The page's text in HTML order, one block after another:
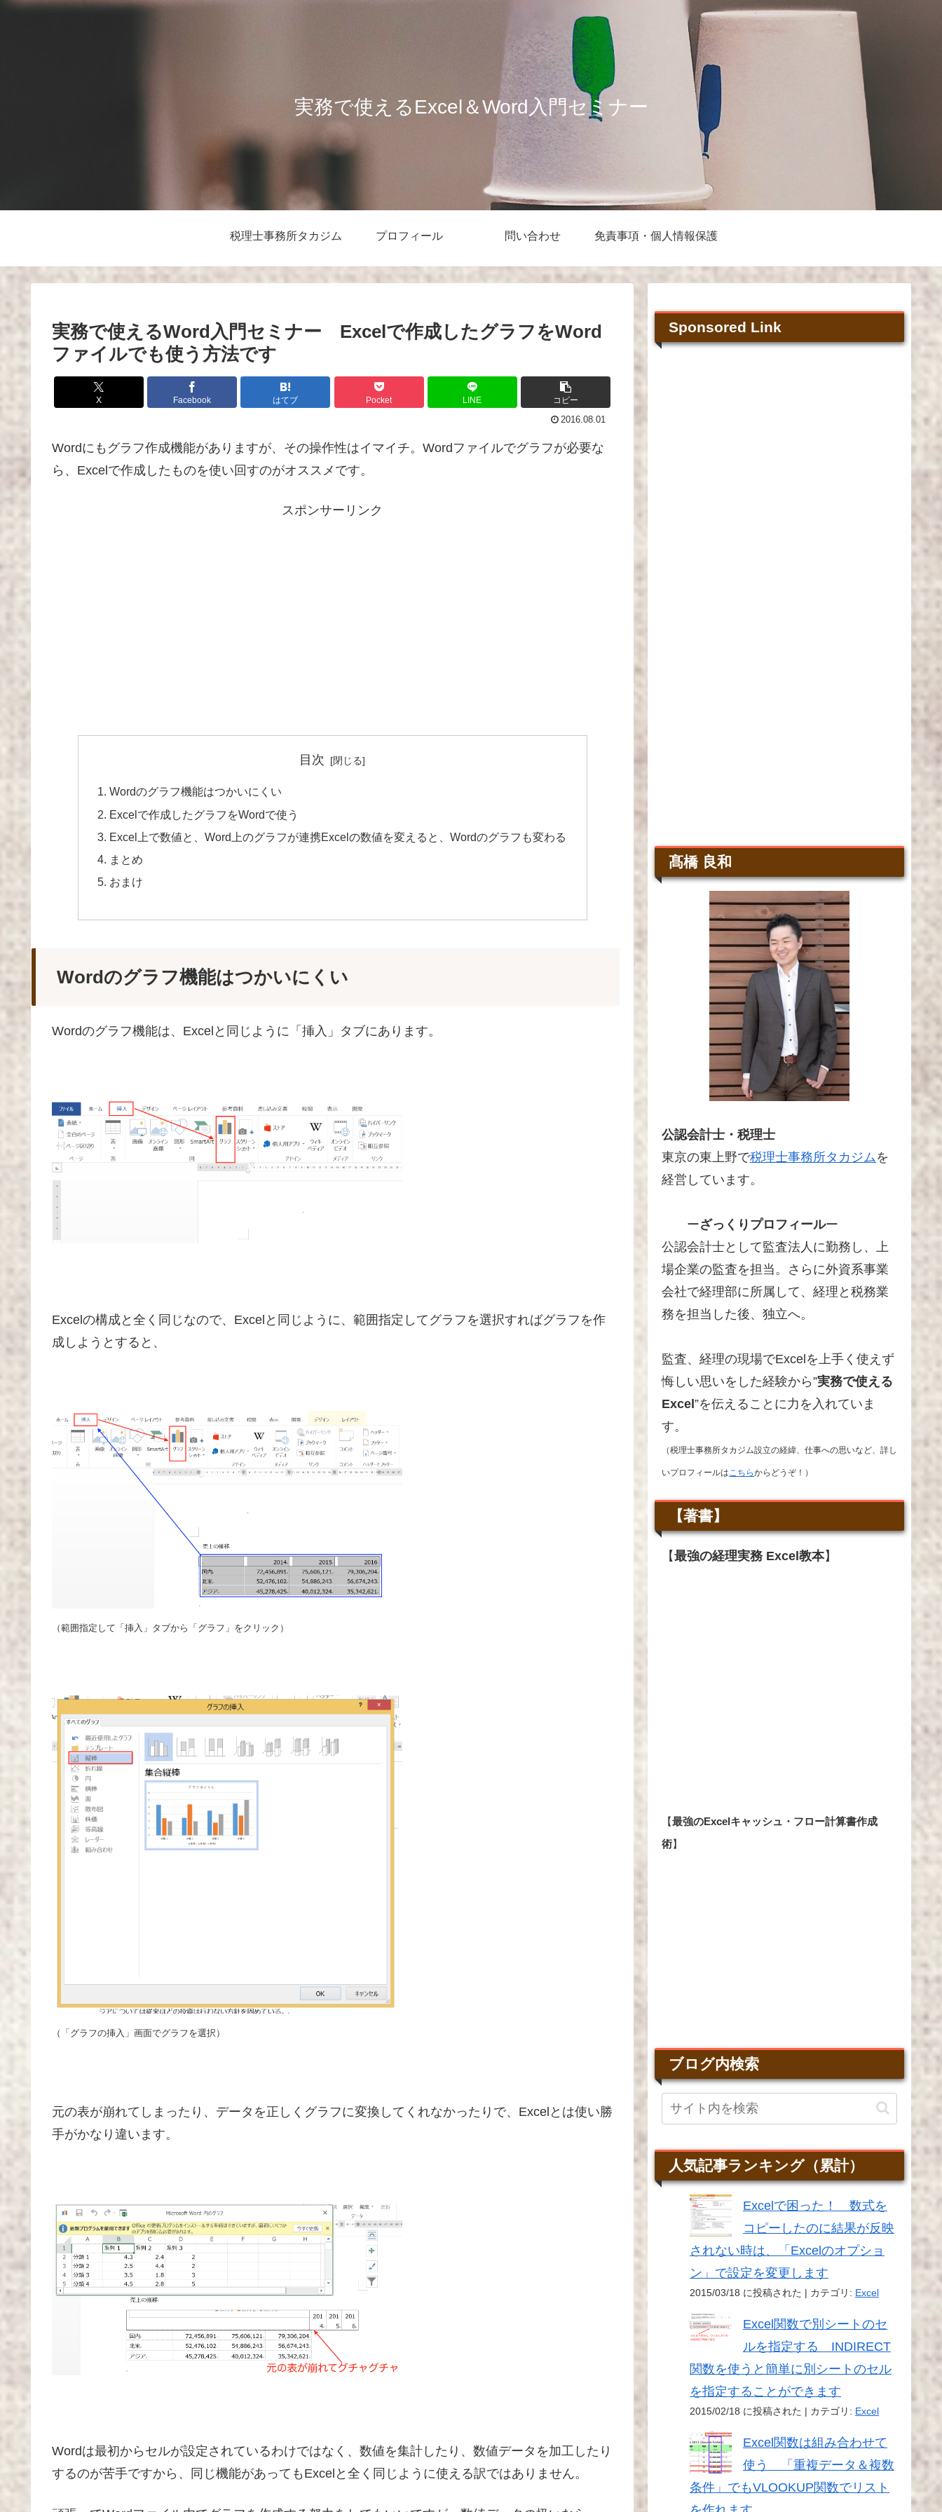
実務で使えるExcel＆Word入門セミナー
税理士事務所タカジム プロフィール 問い合わせ 免責事項・個人情報保護
実務で使えるWord入門セミナー Excelで作成したグラフをWord
ファイルでも使う方法です
X Facebook はてブ Pocket LINE コピー
2016.08.01
Wordにもグラフ作成機能がありますが、その操作性はイマイチ。Wordファイルでグラフが必要な
ら、Excelで作成したものを使い回すのがオススメです。
スポンサーリンク
目次
Wordのグラフ機能はつかいにくい
Excelで作成したグラフをWordで使う
Excel上で数値と、Word上のグラフが連携Excelの数値を変えると、Wordのグラフも変わる
まとめ
おまけ
Wordのグラフ機能はつかいにくい
Wordのグラフ機能は、Excelと同じように「挿入」タブにあります。
Excelの構成と全く同じなので、Excelと同じように、範囲指定してグラフを選択すればグラフを作
成しようとすると、
（範囲指定して「挿入」タブから「グラフ」をクリック）
（「グラフの挿入」画面でグラフを選択）
元の表が崩れてしまったり、データを正しくグラフに変換してくれなかったりで、Excelとは使い勝
手がかなり違います。
Wordは最初からセルが設定されているわけではなく、数値を集計したり、数値データを加工したり
するのが苦手ですから、同じ機能があってもExcelと全く同じように使える訳ではありません。
Sponsored Link
髙橋 良和
公認会計士・税理士
東京の東上野で税理士事務所タカジムを
経営しています。
ーざっくりプロフィールー
公認会計士として監査法人に勤務し、上
場企業の監査を担当。さらに外資系事業
会社で経理部に所属して、経理と税務業
務を担当した後、独立へ。
監査、経理の現場でExcelを上手く使えず
悔しい思いをした経験から”実務で使える
Excel ”を伝えることに力を入れていま
す。
（税理士事務所タカジム設立の経緯、仕事への思いなど、詳し
いプロフィールはこちらからどうぞ！）
【著書】
【最強の経理実務 Excel教本】
【最強のExcelキャッシュ・フロー計算書作成
術】
ブログ内検索
人気記事ランキング（累計）
Excelで困った！ 数式を
コピーしたのに結果が反映
されない時は、「Excelのオプショ
ン」で設定を変更します
2015/03/18 に投稿された | カテゴリ: Excel
Excel関数で別シートのセ
ルを指定する INDIRECT
関数を使うと簡単に別シートのセル
を指定することができます
2015/02/18 に投稿された | カテゴリ: Excel
Excel関数は組み合わせて
使う 「重複データ＆複数
条件」でもVLOOKUP関数でリスト